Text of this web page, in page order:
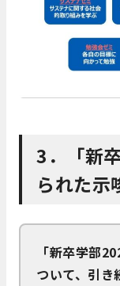
3．「新
られた示
「新卒学部
ついて、引き